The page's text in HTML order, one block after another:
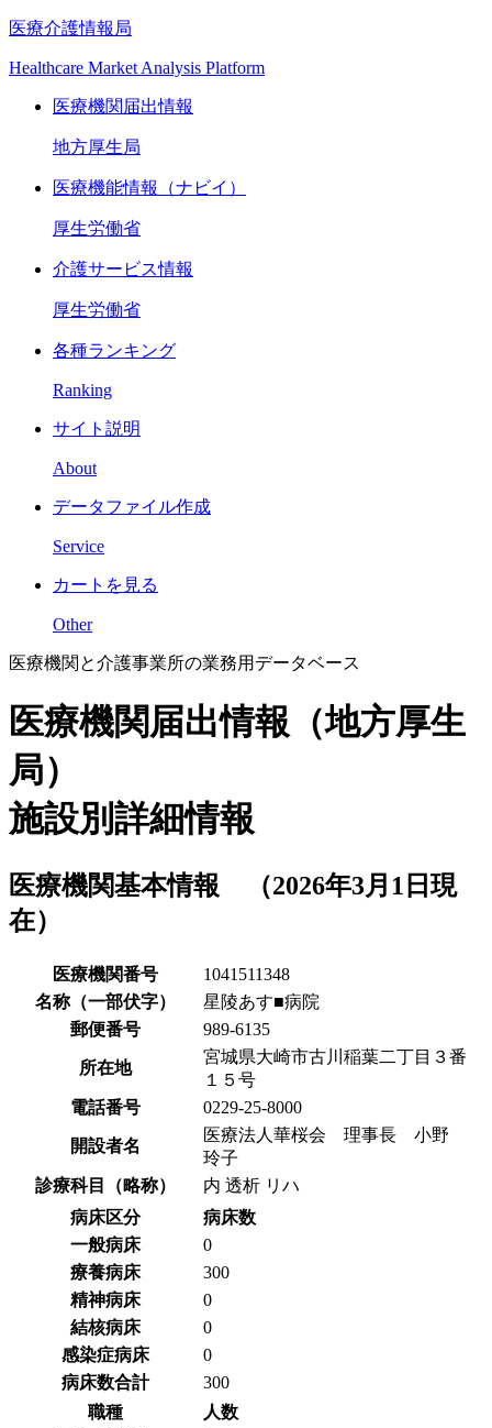
医療介護情報局
Healthcare Market Analysis Platform
医療機関届出情報
地方厚生局
医療機能情報（ナビイ）
厚生労働省
介護サービス情報
厚生労働省
各種ランキング
Ranking
サイト説明
About
データファイル作成
Service
カートを見る
Other
医療機関と介護事業所の業務用データベース
医療機関届出情報（地方厚生
局）
施設別詳細情報
医療機関基本情報 （2026年3月1日現
在）
医療機関番号
1041511348
名称（一部伏字）
星陵あす■病院
郵便番号
989-6135
所在地
宮城県大崎市古川稲葉二丁目３番
１５号
電話番号
0229-25-8000
開設者名
医療法人華桜会 理事長 小野
玲子
診療科目（略称）
内 透析 リハ
病床区分
病床数
一般病床
0
療養病床
300
精神病床
0
結核病床
0
感染症病床
0
病床数合計
300
職種
人数